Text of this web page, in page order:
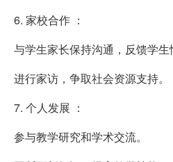
6. 家校合作 ：
与学生家长保持沟通，反馈学生
进行家访，争取社会资源支持。
7. 个人发展 ：
参与教学研究和学术交流。